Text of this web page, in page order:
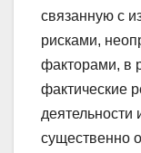
связанную с
рисками,
факторами, в
фактические
деятельности
существенно